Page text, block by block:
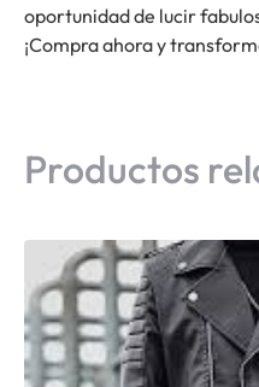
oportunidad de lucir
¡Compra ahora y
Productos